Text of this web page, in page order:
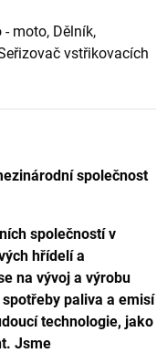
moto, Dělník,
vstřikovacích
společnost
společností v
hřídelí a
na vývoj a výrobu
paliva a emisí
technologie, jako
Jsme